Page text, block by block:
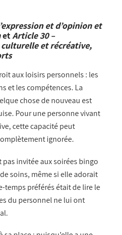
et d’opinion et
etArticle 30 –
et récréative,
aux loisirs personnels : les
et les compétences. La
chose de nouveau est
Pour une personne vivant
cette capacité peut
ignorée.
pas invitée aux soirées bingo
soins, même si elle adorait
temps préférés était de lire le
du personnel ne lui ont